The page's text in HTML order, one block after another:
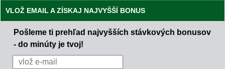
VLOŽ EMAIL A ZÍSKAJ NAJVYŠŠÍ BONUS
Pošleme ti prehľad najvyšších stávkových bonusov
- do minúty je tvoj!